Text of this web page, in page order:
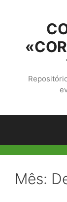
conteúdo
Mês: